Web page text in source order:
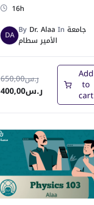
16h
DA By Dr. Alaa In جامعة
الأمير سطام
ر.س650,00
ر.س400,00
Add
to
cart